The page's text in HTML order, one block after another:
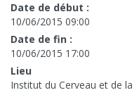
Date de début :
10/06/2015 09:00
Date de fin :
10/06/2015 17:00
Lieu
Institut du Cerveau et de